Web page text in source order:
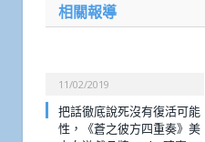
相關報導
11/02/2019
把話徹底說死沒有復活可能
性，《蒼之彼方四重奏》美